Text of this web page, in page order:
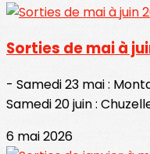
Sorties de mai à
- Samedi 23 mai :
Samedi 20 juin :
6 mai 2026